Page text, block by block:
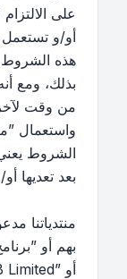
على
أو/و تستعمل
هذه
بذلك، ومع
من وقت
واستعمال
الشروط يعني
بعد تعديها